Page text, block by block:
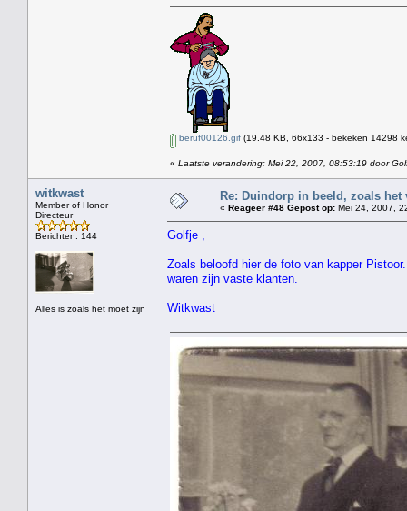
beruf00126.gif (19.48 KB, 66x133 - bekeken 14298
« Laatste verandering: Mei 22, 2007, 08:53:19 door
witkwast
Member of Honor
Directeur
Berichten: 144
Alles is zoals het moet zijn
Re: Duindorp in beeld, zoals het
« Reageer #48 Gepost op: Mei 24, 2007,
Golfje ,
Zoals beloofd hier de foto van kapper
waren zijn vaste klanten.
Witkwast